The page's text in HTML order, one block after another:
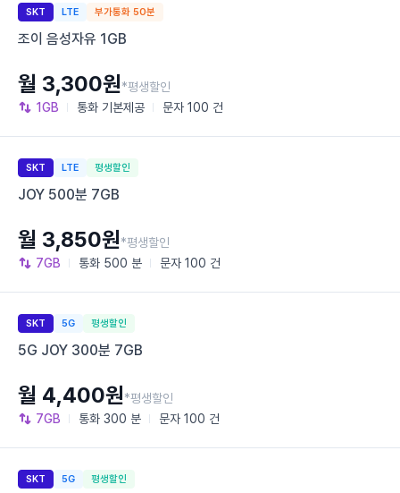
SKT LTE 부가통화 50분
조이 음성자유 1GB
1GB 통화 기본제공 문자 100 건
월 3,300원*평생할인
SKT LTE 평생할인
JOY 500분 7GB
7GB 통화 500 분 문자 100 건
월 3,850원*평생할인
SKT 5G 평생할인
5G JOY 300분 7GB
7GB 통화 300 분 문자 100 건
월 4,400원*평생할인
SKT 5G 평생할인